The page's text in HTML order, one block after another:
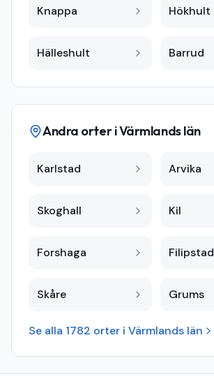
Knappa Hökhult
Hälleshult Barrud
Andra orter iVärmlands län
Karlstad Arvika
Skoghall Kil
Forshaga Filipstad
Skåre Grums
Se alla 1782 orter i Värmlands län